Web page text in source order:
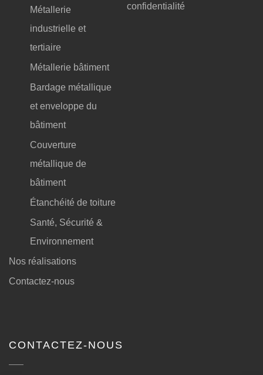
Métallerie
industrielle et
tertiaire
Métallerie bâtiment
Bardage métallique
et enveloppe du
bâtiment
Couverture
métallique de
bâtiment
Étanchéité de toiture
Santé, Sécurité &
Environnement
Nos réalisations
Contactez-nous
confidentialité
CONTACTEZ-NOUS